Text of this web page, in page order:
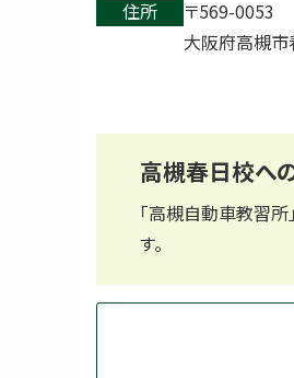
住所
〒569-0053
大阪府高槻
高槻春日校へ
「高槻自動車教習所
す。